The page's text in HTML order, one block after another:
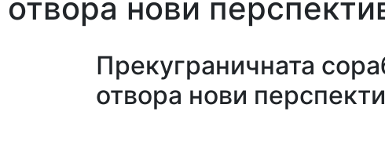
отвора нови
Прекуграничната
отвора нови